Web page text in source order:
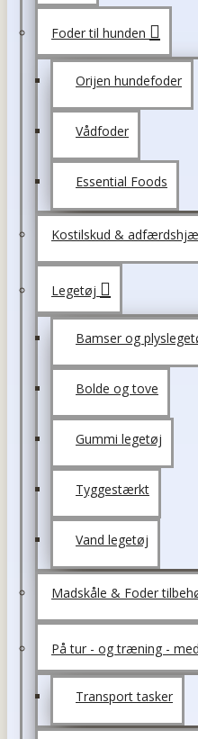
Foder til hunden
Orijen hundefoder
Vådfoder
Essential Foods
Kostilskud &
Legetøj
Bamser og
Bolde og tove
Gummi legetøj
Tyggestærkt
Vand legetøj
Madskåle & Foder
På tur - og træning -
Transport tasker